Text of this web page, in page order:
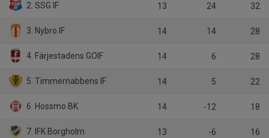
2. SSG IF 13 24 32
3. Nybro IF 14 14 28
4. Färjestadens GOIF 14 6 28
5. Timmernabbens IF 14 5 22
6. Hossmo BK 14 -12 18
7. IFK Borgholm 13 -6 16